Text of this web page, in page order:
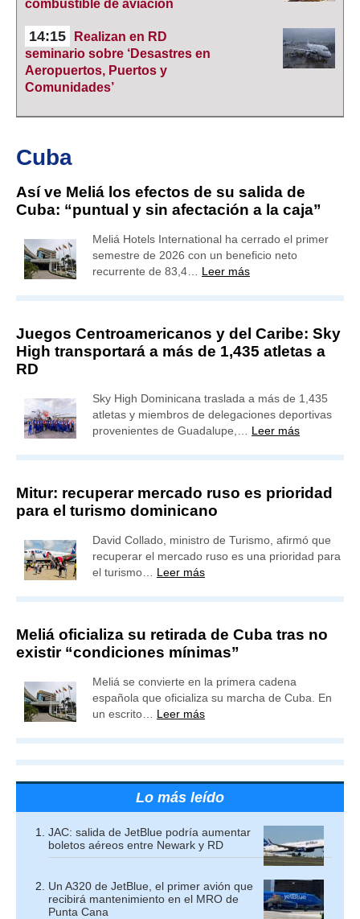
combustible de aviación
14:15
Realizan en RD
seminario sobre ‘Desastres en
Aeropuertos, Puertos y
Comunidades’
Cuba
Así ve Meliá los efectos de su salida de
Cuba: “puntual y sin afectación a la caja”
Meliá Hotels International ha cerrado el primer
semestre de 2026 con un beneficio neto
recurrente de 83,4… Leer más
Juegos Centroamericanos y del Caribe: Sky
High transportará a más de 1,435 atletas a
RD
Sky High Dominicana traslada a más de 1,435
atletas y miembros de delegaciones deportivas
provenientes de Guadalupe,… Leer más
Mitur: recuperar mercado ruso es prioridad
para el turismo dominicano
David Collado, ministro de Turismo, afirmó que
recuperar el mercado ruso es una prioridad para
el turismo… Leer más
Meliá oficializa su retirada de Cuba tras no
existir “condiciones mínimas”
Meliá se convierte en la primera cadena
española que oficializa su marcha de Cuba. En
un escrito… Leer más
Lo más leído
JAC: salida de JetBlue podría aumentar
boletos aéreos entre Newark y RD
Un A320 de JetBlue, el primer avión que
recibirá mantenimiento en el MRO de
Punta Cana